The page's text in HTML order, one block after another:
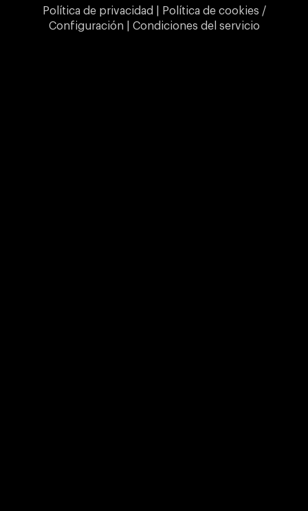
Política de privacidad | Política de cookies /
Configuración | Condiciones del servicio